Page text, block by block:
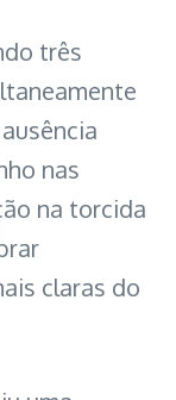
três
nas
na torcida
claras do